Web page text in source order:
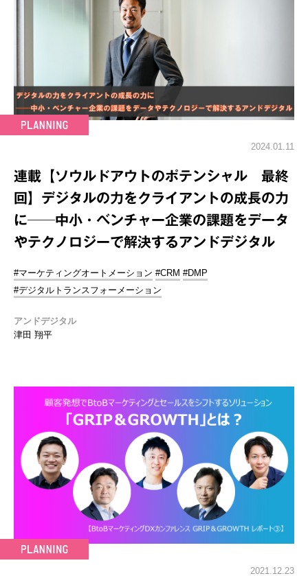
2024.01.11
連載【ソウルドアウトのポテンシャル 最終
回】デジタルの力をクライアントの成長の力
に──中小・ベンチャー企業の課題をデータ
やテクノロジーで解決するアンドデジタル
#マーケティングオートメーション #CRM #DMP
#デジタルトランスフォーメーション
アンドデジタル
津田 翔平
2021.12.23